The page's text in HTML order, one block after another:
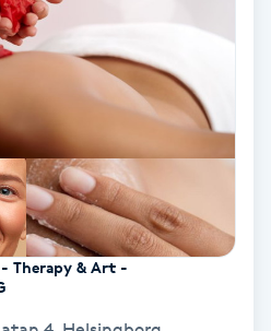
Therapy & Art -